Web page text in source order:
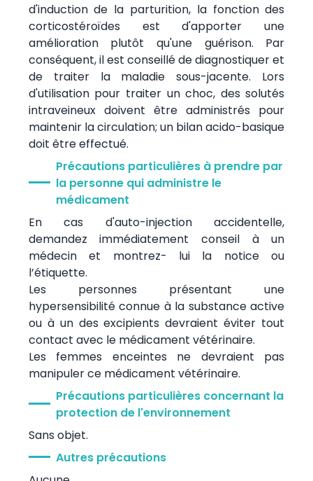
d'induction de la parturition, la fonction des
corticostéroïdes est d'apporter une
amélioration plutôt qu'une guérison. Par
conséquent, il est conseillé de diagnostiquer et
de traiter la maladie sous-jacente. Lors
d'utilisation pour traiter un choc, des solutés
intraveineux doivent être administrés pour
maintenir la circulation; un bilan acido-basique
doit être effectué.
Précautions particulières à prendre par
la personne qui administre le
médicament
En cas d'auto-injection accidentelle,
demandez immédiatement conseil à un
médecin et montrez- lui la notice ou
l’étiquette.
Les personnes présentant une
hypersensibilité connue à la substance active
ou à un des excipients devraient éviter tout
contact avec le médicament vétérinaire.
Les femmes enceintes ne devraient pas
manipuler ce médicament vétérinaire.
Précautions particulières concernant la
protection de l'environnement
Sans objet.
Autres précautions